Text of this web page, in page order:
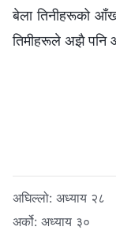
बेला तिनीहरूको
तिमीहरूले अझै पनि
अघिल्लो: अध्याय २८
अर्को: अध्याय ३०